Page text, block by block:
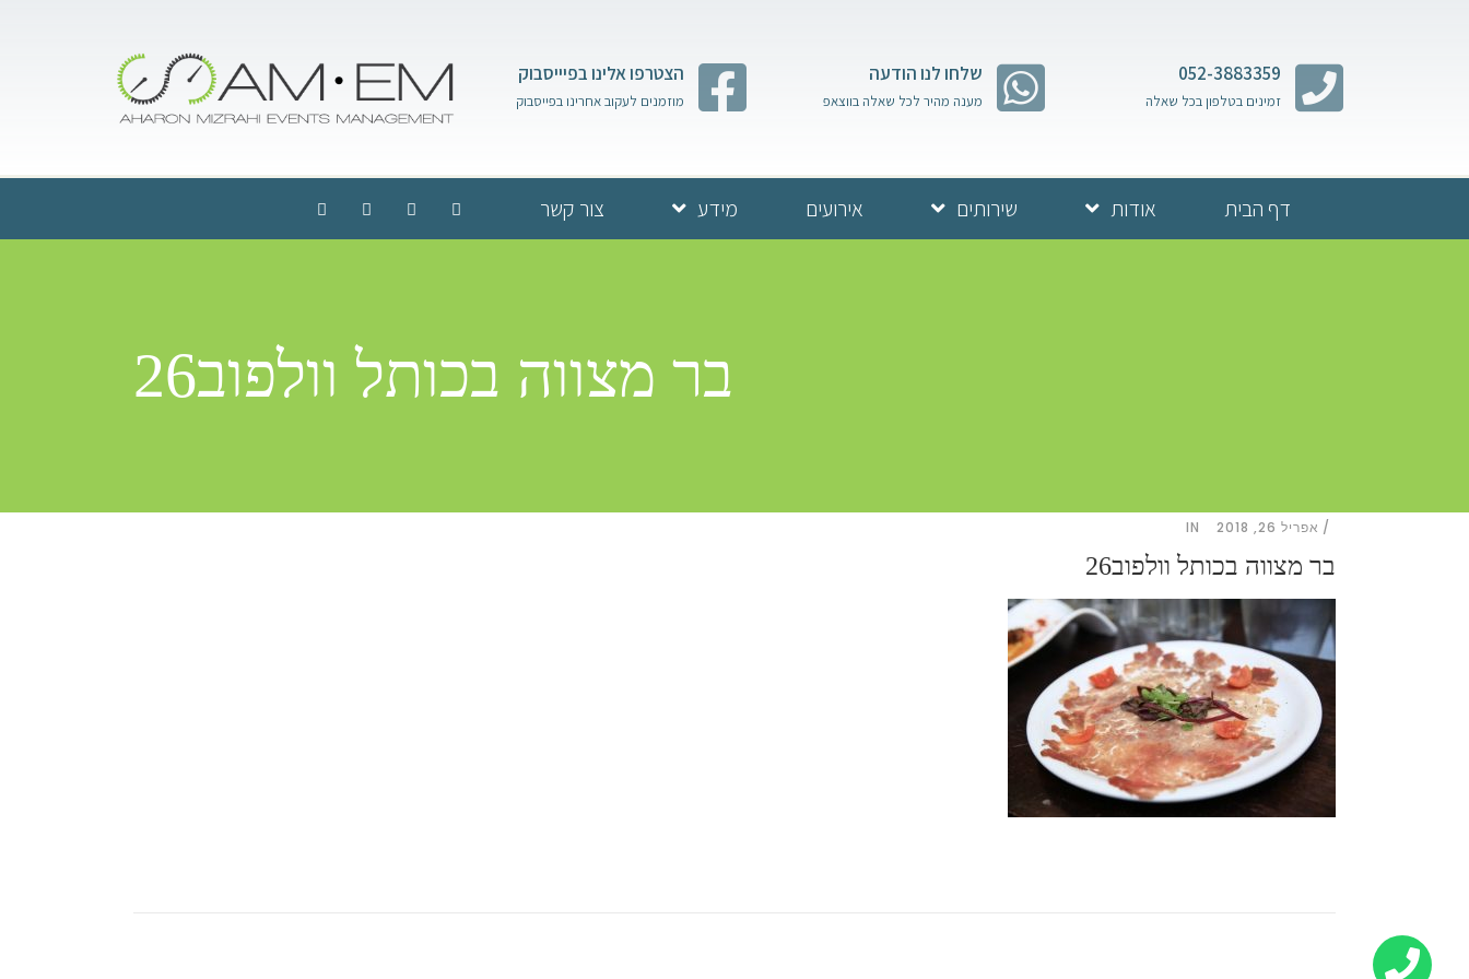
052-3883359
זמינים בטלפון בכל שאלה
שלחו לנו הודעה
מענה מהיר לכל שאלה בווצאפ
הצטרפו אלינו בפיייסבוק
מוזמנים לעקוב אחרינו בפייסבוק
דף הבית אודות שירותים אירועים מידע צור קשר
בר מצווה בכותל וולפוב26
אפריל 26, 2018 IN
בר מצווה בכותל וולפוב26